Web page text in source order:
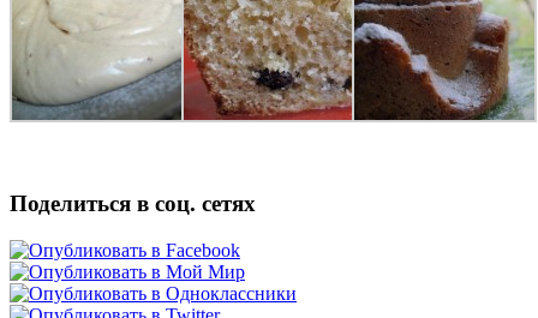
Поделиться в соц. сетях